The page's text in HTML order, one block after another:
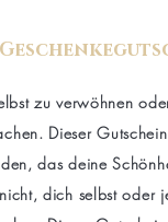
zu verwöhnen
Dieser
das deine
dich selbst oder